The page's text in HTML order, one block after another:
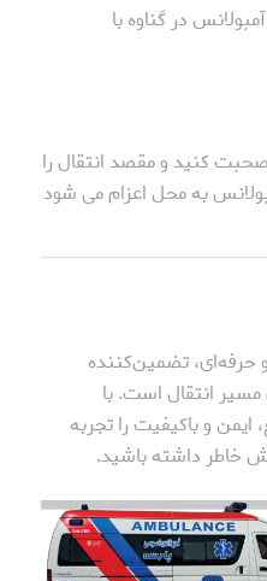
در گناوه با
کنید و مقصد انتقال را
به محل اعزام می شود
حرفه‌ای، تضمین‌کننده
انتقال است. با
ایمن و باکیفیت را تجربه
خاطر داشته باشید.